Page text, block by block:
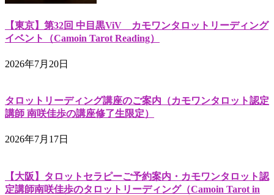
【東京】第32回 中目黒ViV カモワンタロットリーディング
イベント（Camoin Tarot Reading）
2026年7月20日
タロットリーディング講座のご案内（カモワンタロット認定
講師 南咲佳歩の講座修了生限定）
2026年7月17日
【大阪】タロットセラピーご予約案内・カモワンタロット認
定講師南咲佳歩のタロットリーディング（Camoin Tarot in